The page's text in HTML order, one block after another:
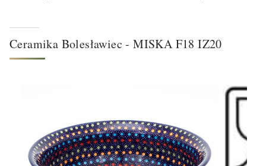
Ceramika Bolesławiec - MISKA F18 IZ20